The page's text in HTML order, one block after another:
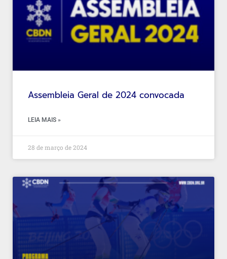
Assembleia Geral de 2024 convocada
LEIA MAIS »
28 de março de 2024